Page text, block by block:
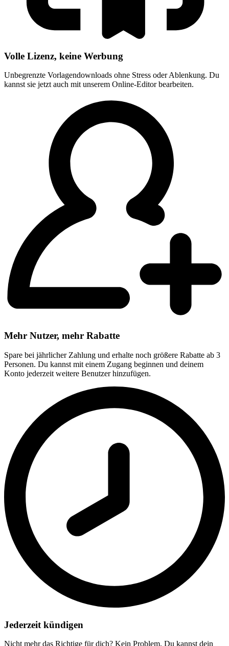
Volle Lizenz, keine Werbung
Unbegrenzte Vorlagendownloads ohne Stress oder Ablenkung. Du
kannst sie jetzt auch mit unserem Online-Editor bearbeiten.
Mehr Nutzer, mehr Rabatte
Spare bei jährlicher Zahlung und erhalte noch größere Rabatte ab 3
Personen. Du kannst mit einem Zugang beginnen und deinem
Konto jederzeit weitere Benutzer hinzufügen.
Jederzeit kündigen
Nicht mehr das Richtige für dich? Kein Problem. Du kannst dein